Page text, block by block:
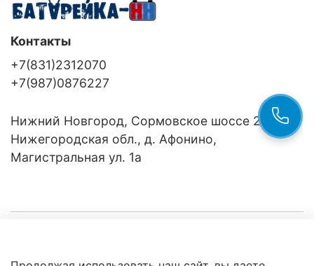
Контакты
+7(831)2312070
+7(987)0876227
Нижний Новгород, Сормовское шоссе 24/36
Нижегородская обл., д. Афонино,
Магистральная ул. 1а